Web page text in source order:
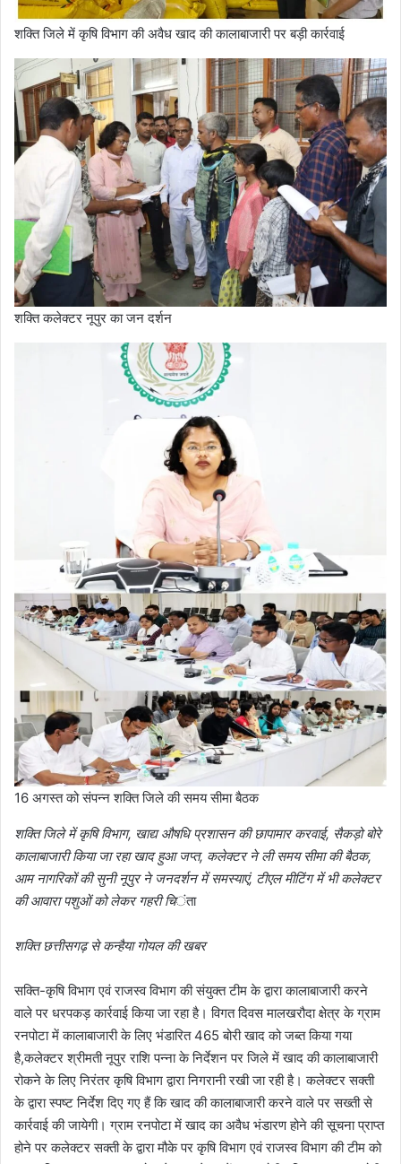
शक्ति जिले में कृषि विभाग की अवैध खाद की कालाबाजारी पर बड़ी कार्रवाई
शक्ति कलेक्टर नूपुर का जन दर्शन
16 अगस्त को संपन्न शक्ति जिले की समय सीमा बैठक
शक्ति जिले में कृषि विभाग, खाद्य औषधि प्रशासन की छापामार करवाई, सैकड़ो बोरे
कालाबाजारी किया जा रहा खाद हुआ जप्त, कलेक्टर ने ली समय सीमा की बैठक,
आम नागरिकों की सुनी नूपुर ने जनदर्शन में समस्याएं, टीएल मीटिंग में भी कलेक्टर
की आवारा पशुओं को लेकर गहरी चिंता
शक्ति छत्तीसगढ़ से कन्हैया गोयल की खबर
सक्ति-कृषि विभाग एवं राजस्व विभाग की संयुक्त टीम के द्वारा कालाबाजारी करने
वाले पर धरपकड़ कार्रवाई किया जा रहा है। विगत दिवस मालखरौदा क्षेत्र के ग्राम
रनपोटा में कालाबाजारी के लिए भंडारित 465 बोरी खाद को जब्त किया गया
है,कलेक्टर श्रीमती नूपुर राशि पन्ना के निर्देशन पर जिले में खाद की कालाबाजारी
रोकने के लिए निरंतर कृषि विभाग द्वारा निगरानी रखी जा रही है। कलेक्टर सक्ती
के द्वारा स्पष्ट निर्देश दिए गए हैं कि खाद की कालाबाजारी करने वाले पर सख्ती से
कार्रवाई की जायेगी। ग्राम रनपोटा में खाद का अवैध भंडारण होने की सूचना प्राप्त
होने पर कलेक्टर सक्ती के द्वारा मौके पर कृषि विभाग एवं राजस्व विभाग की टीम को